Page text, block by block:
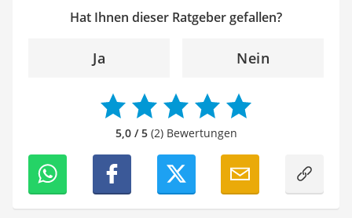
Hat Ihnen dieser Ratgeber gefallen?
Ja Nein
5,0 / 5(2) Bewertungen